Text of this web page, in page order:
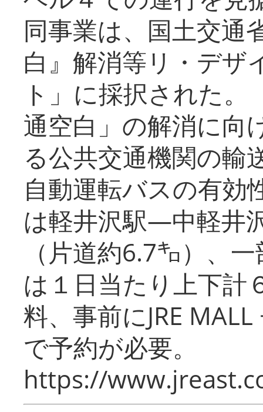
同事業は、国土交通
白』解消等リ・デザ
ト」に採択された
通空白」の解消に向
る公共交通機関の輸
自動運転バスの有効
は軽井沢駅―中軽井
（片道約6.7㌔）、
は１日当たり上下計
料、事前にJRE
で予約が必要。
https://